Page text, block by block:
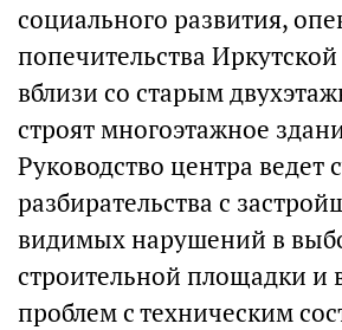
социального развития,
попечительства Иркутской
вблизи со старым
строят многоэтажное
Руководство центра ведет
разбирательства с
видимых нарушений в
строительной площадки
проблем с техническим